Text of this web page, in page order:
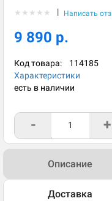
★ ★ ★ ★ ★ | Написать
9 890 р.
Код товара: 114185
Характеристики
есть в наличии
- +
Описание
Доставка